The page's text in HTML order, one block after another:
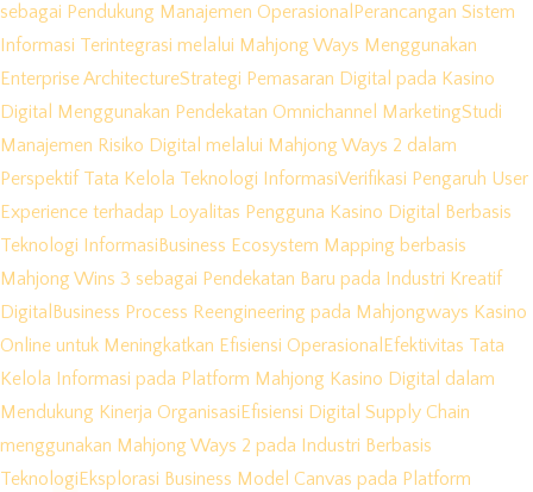
sebagai Pendukung Manajemen Operasional Perancangan Sistem
Informasi Terintegrasi melalui Mahjong Ways Menggunakan
Enterprise ArchitectureStrategi Pemasaran Digital pada Kasino
Digital Menggunakan Pendekatan Omnichannel MarketingStudi
Manajemen Risiko Digital melalui Mahjong Ways 2 dalam
Perspektif Tata Kelola Teknologi InformasiVerifikasi Pengaruh User
Experience terhadap Loyalitas Pengguna Kasino Digital Berbasis
Teknologi Informasi Business Ecosystem Mapping berbasis
Mahjong Wins 3 sebagai Pendekatan Baru pada Industri Kreatif
Digital Business Process Reengineering pada Mahjongways Kasino
Online untuk Meningkatkan Efisiensi Operasional Efektivitas Tata
Kelola Informasi pada Platform Mahjong Kasino Digital dalam
Mendukung Kinerja Organisasi Efisiensi Digital Supply Chain
menggunakan Mahjong Ways 2 pada Industri Berbasis
Teknologi Eksplorasi Business Model Canvas pada Platform